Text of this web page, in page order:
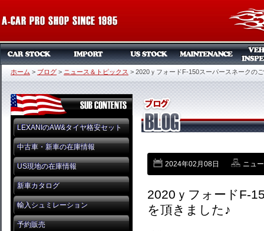
ホーム > ブログ > ニュース＆トピックス > 2020ｙフォードF-150スーパースネークの
LEXANIのAW&タイヤ格安セット
中古車・新車の在庫情報
US現地の在庫情報
新車カタログ
輸入シュミレーション
予約販売
2024年02月08日 ニュ
2020ｙフォードF-
を頂きました♪